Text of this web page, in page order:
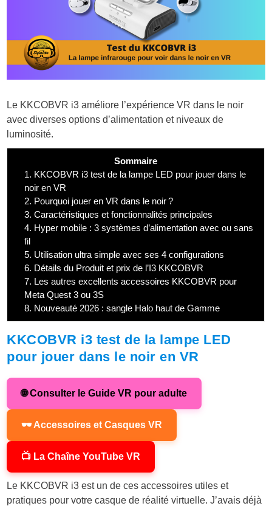
Le KKCOBVR i3 améliore l’expérience VR dans le noir
avec diverses options d’alimentation et niveaux de
luminosité.
Sommaire
1. KKCOBVR i3 test de la lampe LED pour jouer dans le
noir en VR
2. Pourquoi jouer en VR dans le noir ?
3. Caractéristiques et fonctionnalités principales
4. Hyper mobile : 3 systèmes d’alimentation avec ou sans
fil
5. Utilisation ultra simple avec ses 4 configurations
6. Détails du Produit et prix de l’I3 KKCOBVR
7. Les autres excellents accessoires KKCOBVR pour
Meta Quest 3 ou 3S
8. Nouveauté 2026 : sangle Halo haut de Gamme
KKCOBVR i3 test de la lampe LED
pour jouer dans le noir en VR
🌐 Consulter le Guide VR pour adulte
🕶 Accessoires et Casques VR
📺 La Chaîne YouTube VR
Le KKCOBVR i3 est un de ces accessoires utiles et
pratiques pour votre casque de réalité virtuelle. J’avais déjà